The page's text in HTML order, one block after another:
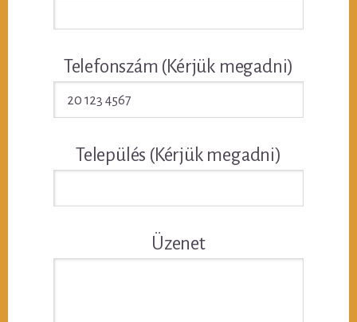
Telefonszám (Kérjük megadni)
Település (Kérjük megadni)
Üzenet